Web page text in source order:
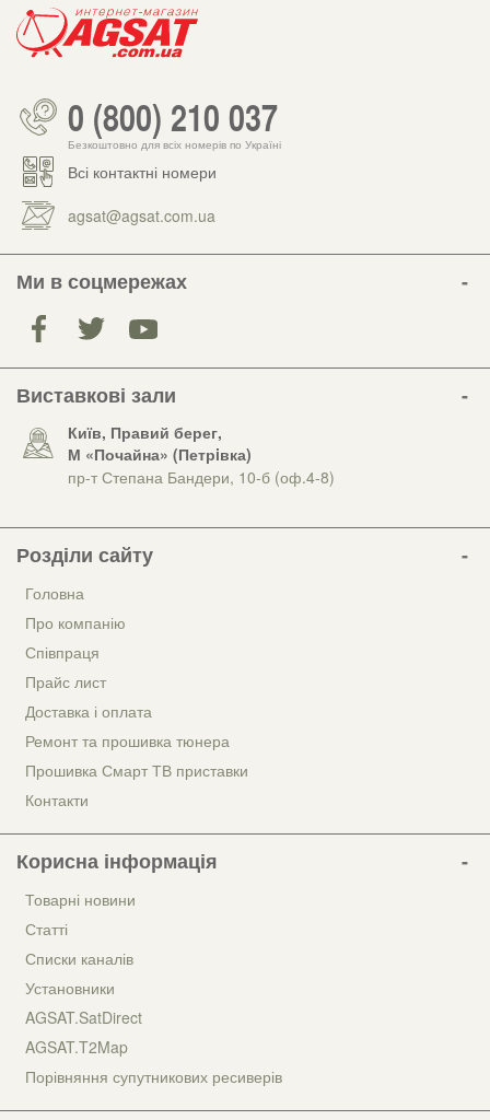
0 (800) 210 037
Безкоштовно для всіх номерів по Україні
Всі контактні номери
agsat@agsat.com.ua
Ми в соцмережах
Виставкові зали
Київ, Правий берег,
М «Почайна» (Петрiвка)
пр-т Степана Бандери, 10-б (оф.4-8)
Розділи сайту
Головна
Про компанію
Співпраця
Прайс лист
Доставка і оплата
Ремонт та прошивка тюнера
Прошивка Смарт ТВ приставки
Контакти
Корисна інформація
Товарні новини
Статті
Списки каналів
Установники
AGSAT.SatDirect
AGSAT.T2Map
Порівняння супутникових ресиверів